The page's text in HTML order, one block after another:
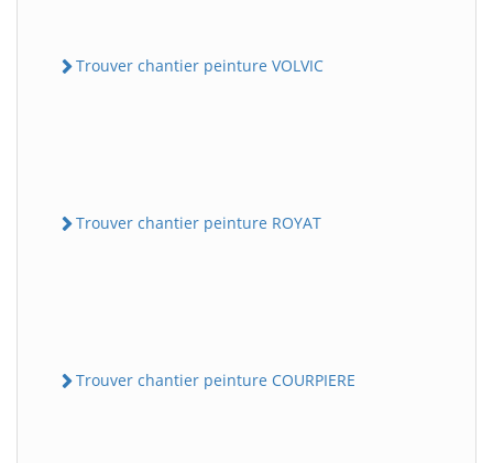
Trouver chantier peinture VOLVIC
Trouver chantier peinture ROYAT
Trouver chantier peinture COURPIERE